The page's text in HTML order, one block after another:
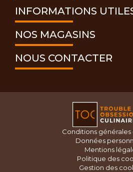
INFORMATIONS
NOS MAGASINS
NOUS CONTACTER
Conditions
Données
Mentions
Politique des
Gestion des